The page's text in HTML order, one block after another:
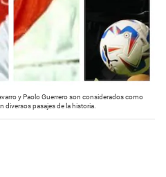
y Paolo Guerrero son considerados como
diversos pasajes de la historia.